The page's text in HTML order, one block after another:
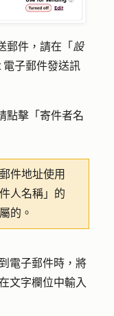
郵件，請在「 設
電子郵件發送訊
點擊「 寄件者名
件地址使用
人名稱」的
的。
電子郵件時，將
文字欄位中輸入